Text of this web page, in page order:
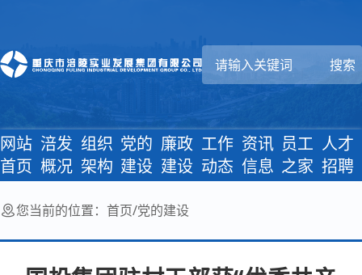
网站
首页
涪发
概况
组织
架构
党的
建设
廉政
建设
工作
动态
资讯
信息
员工
之家
人才
招聘
您当前的位置： 首页/党的建设